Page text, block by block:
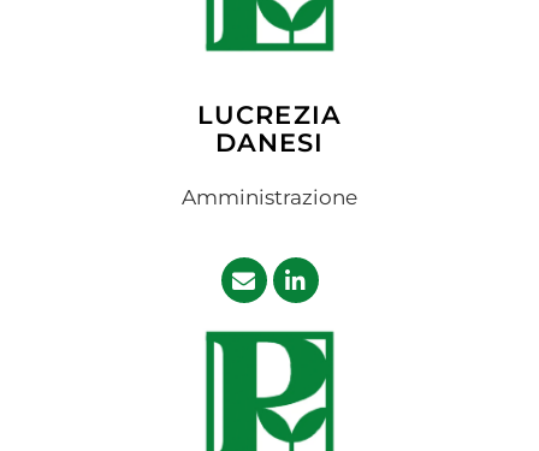
LUCREZIA
DANESI
Amministrazione